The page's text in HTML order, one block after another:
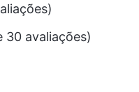
30 avaliações)